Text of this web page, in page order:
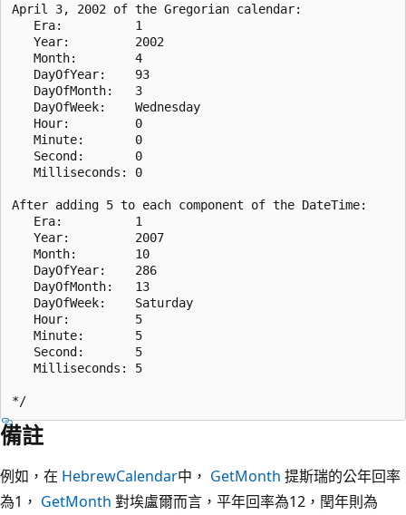
April 3, 2002 of the Gregorian calendar:
   Era:          1
   Year:         2002
   Month:        4
   DayOfYear:    93
   DayOfMonth:   3
   DayOfWeek:    Wednesday
   Hour:         0
   Minute:       0
   Second:       0
   Milliseconds: 0
After adding 5 to each component of the DateTime:
   Era:          1
   Year:         2007
   Month:        10
   DayOfYear:    286
   DayOfMonth:   13
   DayOfWeek:    Saturday
   Hour:         5
   Minute:       5
   Second:       5
   Milliseconds: 5
備註
例如，在 HebrewCalendar中， GetMonth 提斯瑞的公年回率
為1， GetMonth 對埃盧爾而言，平年回率為12，閏年則為